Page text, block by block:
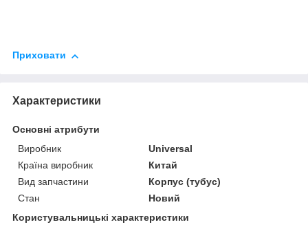
Приховати
Характеристики
Основні атрибути
Виробник
Universal
Країна виробник
Китай
Вид запчастини
Корпус (тубус)
Стан
Новий
Користувальницькі характеристики